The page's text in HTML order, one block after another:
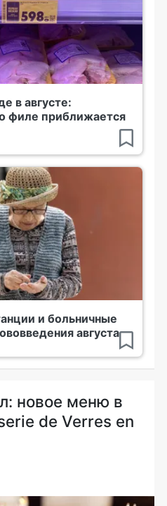
в августе:
филе приближается
и больничные
августа
новое меню в
de Verres en